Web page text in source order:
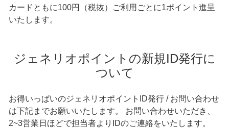
カードともに100円（税抜）ご利用ごとに1ポイント進呈
いたします。
ジェネリオポイントの新規ID発行に
ついて
お得いっぱいのジェネリオポイントID発行 / お問い合わせ
は下記までお願いいたします。 お問い合わせいただき、
2~3営業日ほどで担当者よりIDのご連絡をいたします。